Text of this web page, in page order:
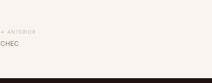
← ANTERIOR
CHEC